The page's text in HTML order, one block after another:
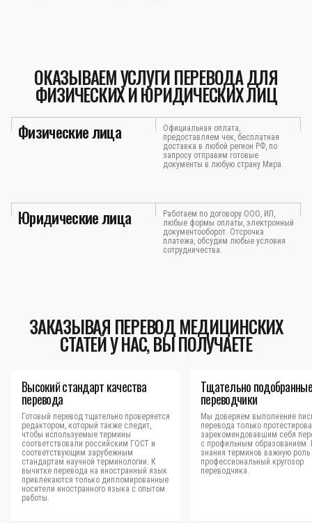
ОКАЗЫВАЕМ УСЛУГИ ПЕРЕВОДА ДЛЯ
ФИЗИЧЕСКИХ И ЮРИДИЧЕСКИХ ЛИЦ
Физические лица
Официальная оплата,
предоставляем чек, бесплатная
доставка в любой регион РФ, по
запросу отправим готовые
документы в любую страну Мира.
Юридические лица
Работаем по договору ООО, ИП,
любые формы оплаты, электронный
документооборот. Отсрочка
платежа, обсудим любые условия
сотрудничества.
ЗАКАЗЫВАЯ ПЕРЕВОД МЕДИЦИНСКИХ
СТАТЕЙ У НАС, ВЫ ПОЛУЧАЕТЕ
Высокий стандарт качества
перевода
Готовый перевод тщательно проверяется
редактором, который также следит,
чтобы используемые термины
соответствовали российским ГОСТ и
соответствующим зарубежным
стандартам научной терминологии. К
вычитке перевода на иностранный язык
привлекаются только дипломированные
носители иностранного языка с опытом
работы.
Тщательно подобранные
переводчики
Мы доверяем выполнение
перевода только
зарекомендовавшим себя
с профильным
знания терминов важную роль
профессиональный кругозор
переводчика.